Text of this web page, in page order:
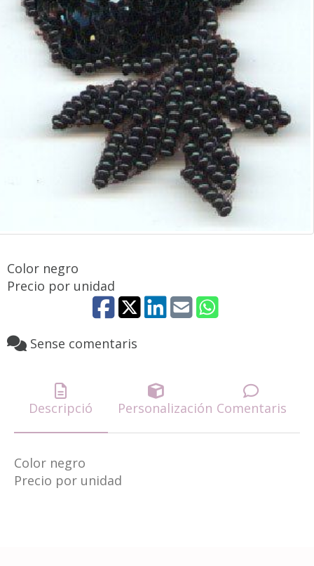
Color negro
Precio por unidad
Sense comentaris
Descripció Personalización Comentaris
Color negro
Precio por unidad